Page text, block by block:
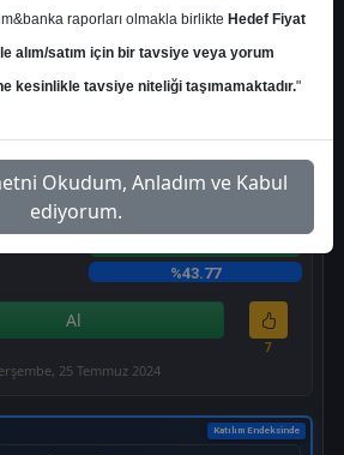
1
HAVALİMANLARI HOLDİNG A.Ş.
%43.77
Al
7
25 Temmuz 2024
Katılım Endeksinde
raporları olmakla birlikte Hedef Fiyat
alım/satım için bir tavsiye veya yorum
kesinlikle tavsiye niteliği taşımamaktadır."
Okudum, Anladım ve Kabul
ediyorum.